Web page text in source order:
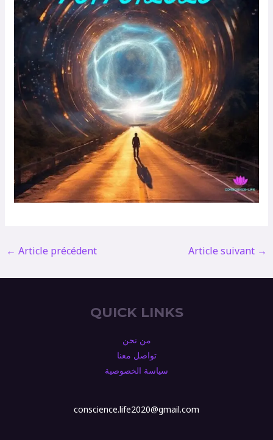
← Article précédent Article suivant →
QUICK LINKS
من نحن
تواصل معنا
سياسة الخصوصية
conscience.life2020@gmail.com